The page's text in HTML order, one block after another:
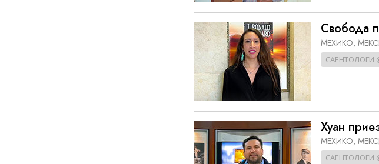
Свобода
МЕХИКО,
САЕНТОЛОГИ
Хуан
МЕХИКО,
САЕНТОЛОГИ